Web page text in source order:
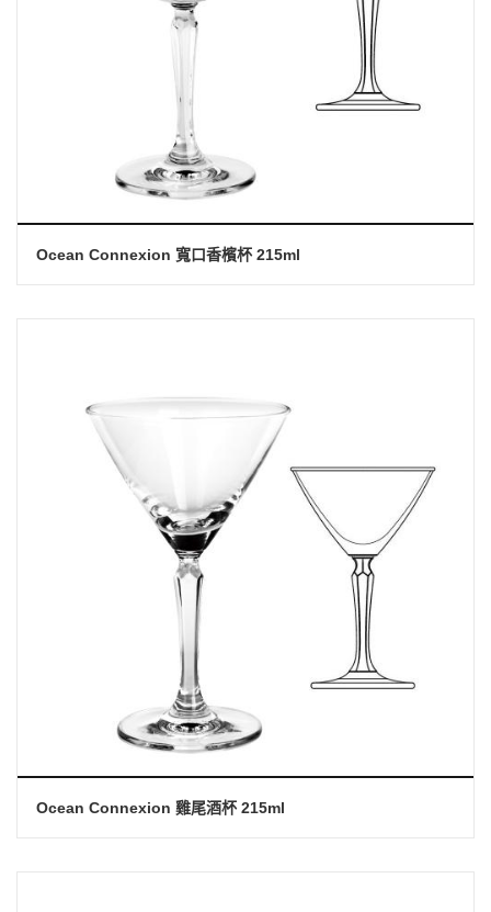
Ocean Connexion 寬口香檳杯 215ml
Ocean Connexion 雞尾酒杯 215ml